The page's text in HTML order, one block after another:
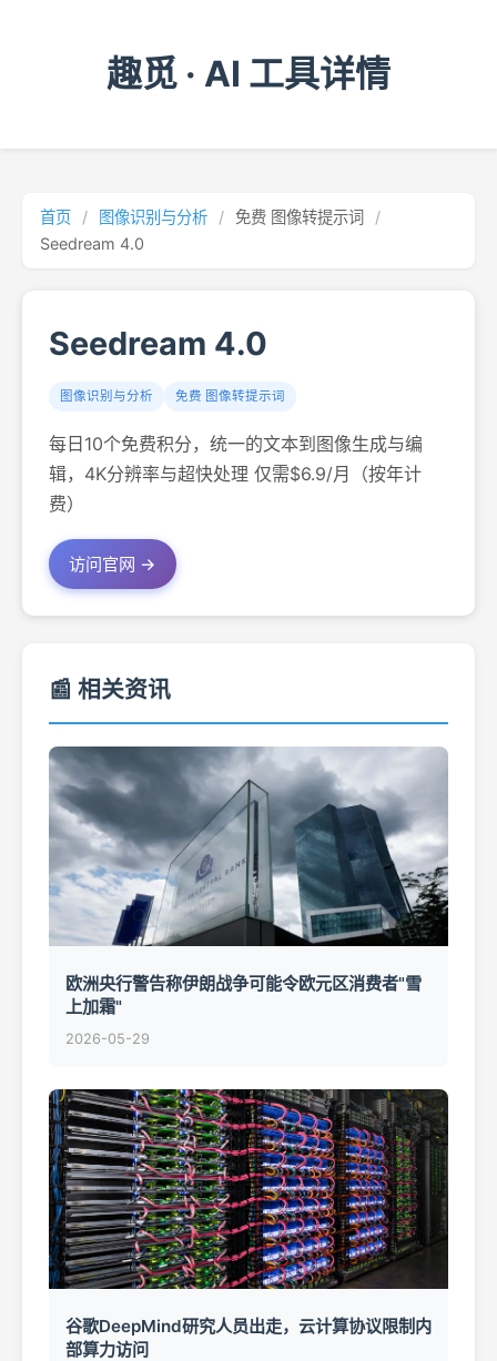
趣觅 · AI 工具详情
首页 / 图像识别与分析 / 免费 图像转提示词
/
Seedream 4.0
Seedream 4.0
图像识别与分析 免费 图像转提示词
每日10个免费积分，统一的文本到图像生成与编
辑，4K分辨率与超快处理 仅需$6.9/月（按年计
费）
访问官网 →
📰 相关资讯
欧洲央行警告称伊朗战争可能令欧元区消费者"雪
上加霜"
2026-05-29
谷歌DeepMind研究人员出走，云计算协议限制内
部算力访问